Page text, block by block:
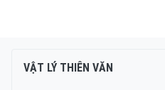
VẬT LÝ THIÊN VĂN